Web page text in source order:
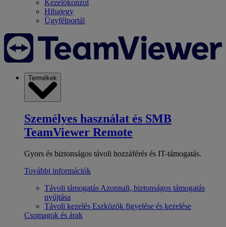
Kezelőkonzol
Hibajegy
Ügyfélportál
Termékek
Személyes használat és SMB
TeamViewer Remote
Gyors és biztonságos távoli hozzáférés és IT-támogatás.
További információk
Távoli támogatás Azonnali, biztonságos támogatás
nyújtása
Távoli kezelés Eszközök figyelése és kezelése
Csomagok és árak